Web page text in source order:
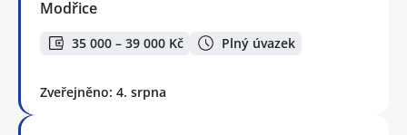
Modřice
35 000 – 39 000 Kč Plný úvazek
Zveřejněno: 4. srpna